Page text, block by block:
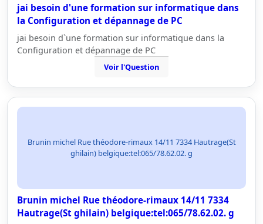
jai besoin d'une formation sur informatique dans
la Configuration et dépannage de PC
jai besoin d`une formation sur informatique dans la
Configuration et dépannage de PC
Voir l'Question
Brunin michel Rue théodore-rimaux 14/11 7334 Hautrage(St
ghilain) belgique:tel:065/78.62.02. g
Brunin michel Rue théodore-rimaux 14/11 7334
Hautrage(St ghilain) belgique:tel:065/78.62.02. g